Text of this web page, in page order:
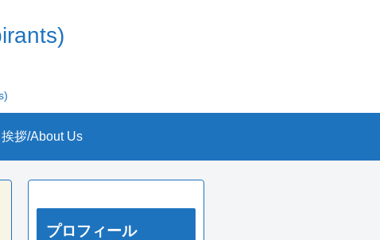
挨拶/About Us
プロフィール